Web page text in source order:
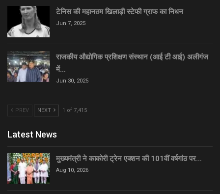
टेनिस की महानतम खिलाड़ी स्टेफी ग्राफ का निधन
Jun 7, 2025
राजकीय औद्योगिक प्रशिक्षण संस्थान (आई टी आई) अलीगंज
में…
Jun 30, 2025
PREV NEXT 1 of 7,415
Latest News
मुख्यमंत्री ने काकोरी ट्रेन एक्शन की 101वीं वर्षगांठ पर…
Aug 10, 2026